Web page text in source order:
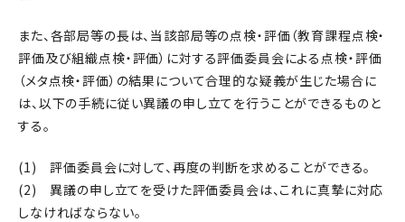
また、各部局等の長は、当該部局等の点検・評価（教育課程点検・
評価及び組織点検・評価）に対する評価委員会による点検・評価
（メタ点検・評価）の結果について合理的な疑義が生じた場合に
は、以下の手続に従い異議の申し立てを行うことができるものと
する。
(1) 評価委員会に対して、再度の判断を求めることができる。
(2) 異議の申し立てを受けた評価委員会は、これに真摯に対応
しなければならない。